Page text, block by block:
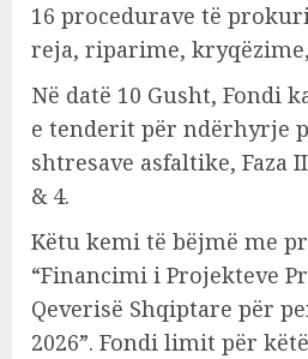
16 procedurave të
reja, riparime,
Në datë 10 Gusht, Fondi
e tenderit për ndërhyrje
shtresave asfaltike, Faza
& 4.
Këtu kemi të bëjmë me
“Financimi i Projekteve
Qeverisë Shqiptare për
2026”. Fondi limit për